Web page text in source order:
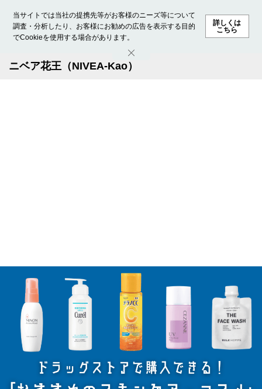
当サイトでは当社の提携先等がお客様のニーズ等について
調査・分析したり、お客様にお勧めの広告を表示する目的
でCookieを使用する場合があります。
詳しくは
こちら
ホーム モデル募集 ランキング ファッション ビューテ
ニベア花王（NIVEA-Kao）